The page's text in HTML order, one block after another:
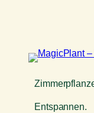
Entspannen.